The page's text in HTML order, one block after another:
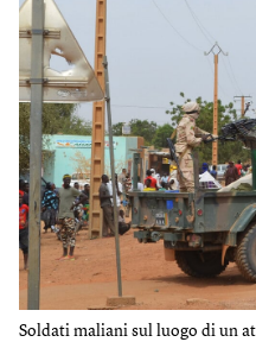
Soldati maliani sul luogo di un